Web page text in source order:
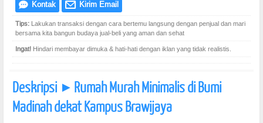
e Kontak @ Kirim Email
Tips: Lakukan transaksi dengan cara bertemu langsung dengan penjual dan mari
bersama kita bangun budaya jual-beli yang aman dan sehat
Ingat! Hindari membayar dimuka & hati-hati dengan iklan yang tidak realistis.
Deskripsi ] Rumah Murah Minimalis di Bumi
Madinah dekat Kampus Brawijaya